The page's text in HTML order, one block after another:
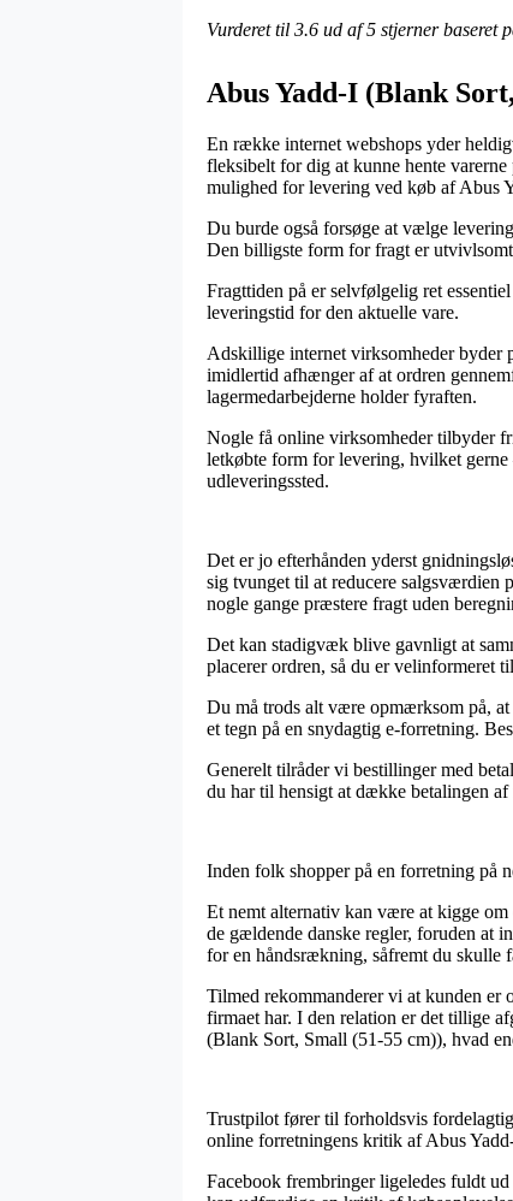
Vurderet til 3.6 ud af 5 stjerner baseret
Abus Yadd-I (Blank
En række internet webshops yder
fleksibelt for dig at kunne hente
mulighed for levering ved køb af Abus
Du burde også forsøge at vælge
Den billigste form for fragt er utvivlsomt
Fragttiden på er selvfølgelig ret
leveringstid for den aktuelle vare.
Adskillige internet virksomheder byder
imidlertid afhænger af at ordren
lagermedarbejderne holder fyraften.
Nogle få online virksomheder tilbyder
letkøbte form for levering, hvilket gerne
udleveringssted.
Det er jo efterhånden yderst
sig tvunget til at reducere salgsværdien
nogle gange præstere fragt uden
Det kan stadigvæk blive gavnligt at
placerer ordren, så du er velinformeret
Du må trods alt være opmærksom på,
et tegn på en snydagtig e-forretning.
Generelt tilråder vi bestillinger med
du har til hensigt at dække betalingen af
Inden folk shopper på en forretning på
Et nemt alternativ kan være at kigge
de gældende danske regler, foruden at
for en håndsrækning, såfremt du skulle
Tilmed rekommanderer vi at kunden
firmaet har. I den relation er det tillige
(Blank Sort, Small (51-55 cm)), hvad
Trustpilot fører til forholdsvis
online forretningens kritik af Abus
Facebook frembringer ligeledes fuldt